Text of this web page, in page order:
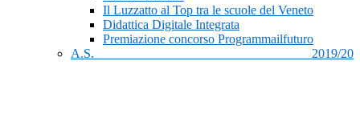
Il Luzzatto al Top tra le scuole del Veneto
Didattica Digitale Integrata
Premiazione concorso Programmailfuturo
A.S. 2019/20